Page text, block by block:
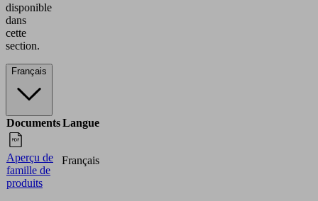
disponible
dans
cette
section.
Français
DocumentsLangue
Aperçu de
famille de
produits
Français